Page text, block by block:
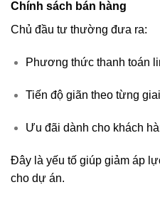
Chính sách bán hàng
Chủ đầu tư thường đưa ra:
Phương thức thanh toán
Tiến độ giãn theo từng
Ưu đãi dành cho khách
Đây là yếu tố giúp giảm áp
cho dự án.